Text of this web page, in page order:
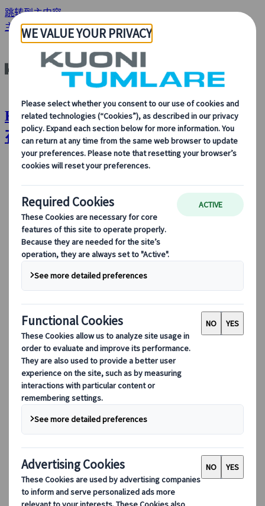
跳转到主内容
主页 分析与新闻 意大利花卉节：精彩的花卉传统
Kuoni Tumlare : 意大利花卉节：精彩的
花卉传统
关于我们
了解更多关于我们的身份、我们的业务，以及我们对可
持续发展、创新和最新旅游技术的承诺。
查看概览
了解更多关于我们的信息
我们的领导团队
我们的数字工具
伙伴行动应用程序
供应商网络应用程序
代理网络应用程序
目的地
探索 Kuoni Tumlare 的全球覆盖范围，作为您的本地专
家，提供量身定制的行程，满足您独特的旅游需求。
欧洲最受欢迎的目的地
瑞士